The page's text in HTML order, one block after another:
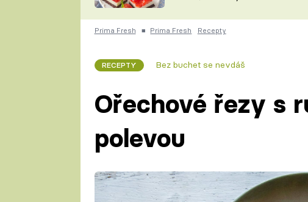
ČESKO NA TALÍŘI
KUCHAŘKA
Prima Fresh ■ Prima Fresh Recepty
RECEPTY Bez buchet se nevdáš
Ořechové řezy s
polevou